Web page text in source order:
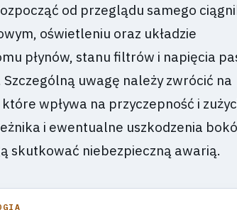
od przeglądu samego
oświetleniu oraz układzie
płynów, stanu filtrów i napięcia
uwagę należy zwrócić na
wpływa na przyczepność i
i ewentualne uszkodzenia
skutkować niebezpieczną awarią.